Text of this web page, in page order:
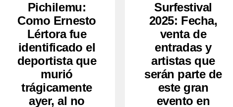
Pichilemu:
Como Ernesto
Lértora fue
identificado el
deportista que
murió
trágicamente
ayer, al no
Surfestival
2025: Fecha,
venta de
entradas y
artistas que
serán parte de
este gran
evento en